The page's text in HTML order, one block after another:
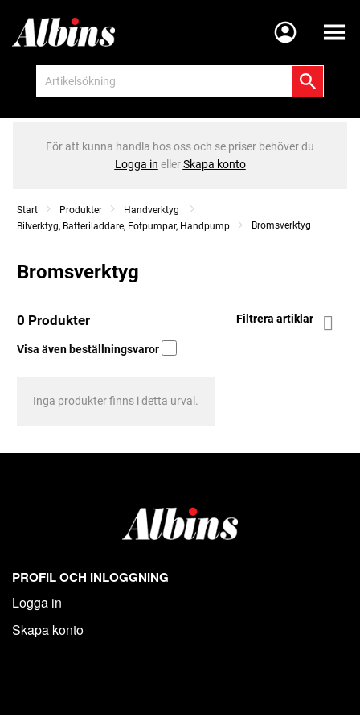
Meny
För att kunna handla hos oss och se priser behöver du
Logga in ellerSkapa konto
Start Produkter
Handverktyg
Bilverktyg, Batteriladdare, Fotpumpar, Handpump
Bromsverktyg
Bromsverktyg
0 Produkter Filtrera artiklar
Visa även beställningsvaror
Inga produkter finns i detta urval.
PROFIL OCH INLOGGNING
Logga in
Skapa konto